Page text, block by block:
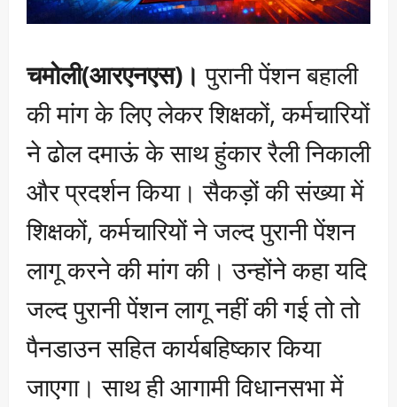
चमोली(आरएनएस)। पुरानी पेंशन बहाली
की मांग के लिए लेकर शिक्षकों, कर्मचारियों
ने ढोल दमाऊं के साथ हुंकार रैली निकाली
और प्रदर्शन किया। सैकड़ों की संख्या में
शिक्षकों, कर्मचारियों ने जल्द पुरानी पेंशन
लागू करने की मांग की। उन्होंने कहा यदि
जल्द पुरानी पेंशन लागू नहीं की गई तो तो
पैनडाउन सहित कार्यबहिष्कार किया
जाएगा। साथ ही आगामी विधानसभा में